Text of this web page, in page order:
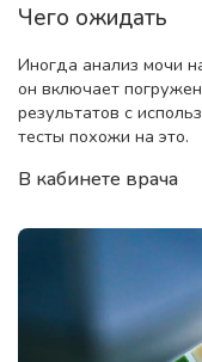
Чего ожидать
Иногда анализ мочи
он включает
результатов с
тесты похожи на это.
В кабинете врача